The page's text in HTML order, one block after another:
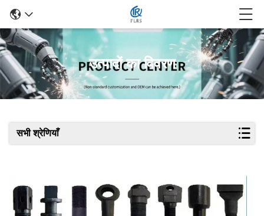
उत्पादों का विवरण
सभी श्रेणियाँ